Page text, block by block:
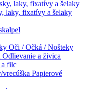
laky, fixatívy a šelaky
Oči / Očká / Nošteky
Odlievanie a živica
a filc
Papierové